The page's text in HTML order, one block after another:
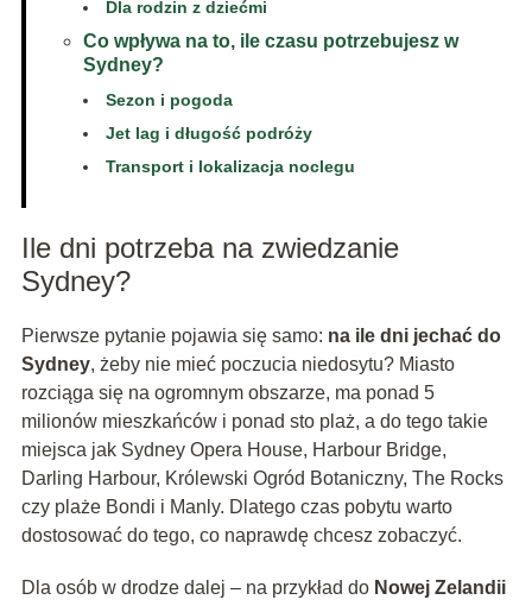
Dla rodzin z dziećmi
Co wpływa na to, ile czasu potrzebujesz w
Sydney?
Sezon i pogoda
Jet lag i długość podróży
Transport i lokalizacja noclegu
Ile dni potrzeba na zwiedzanie
Sydney?
Pierwsze pytanie pojawia się samo: na ile dni jechać do
Sydney, żeby nie mieć poczucia niedosytu? Miasto
rozciąga się na ogromnym obszarze, ma ponad 5
milionów mieszkańców i ponad sto plaż, a do tego takie
miejsca jak Sydney Opera House, Harbour Bridge,
Darling Harbour, Królewski Ogród Botaniczny, The Rocks
czy plaże Bondi i Manly. Dlatego czas pobytu warto
dostosować do tego, co naprawdę chcesz zobaczyć.
Dla osób w drodze dalej – na przykład do Nowej Zelandii